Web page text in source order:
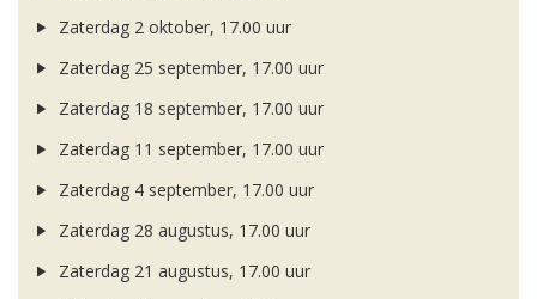
Zaterdag 2 oktober, 17.00 uur
Zaterdag 25 september, 17.00 uur
Zaterdag 18 september, 17.00 uur
Zaterdag 11 september, 17.00 uur
Zaterdag 4 september, 17.00 uur
Zaterdag 28 augustus, 17.00 uur
Zaterdag 21 augustus, 17.00 uur